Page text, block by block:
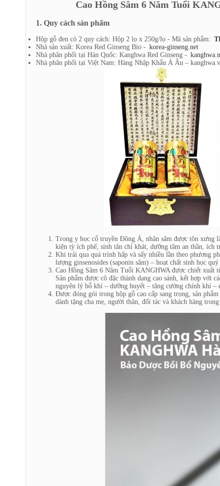
Cao Hồng Sâm 6 Năm Tuổi
1. Quy cách sản phẩm
Hộp gỗ đen có 2 quy cách: Hộp 2 lọ x 250g/lọ - Mã sản phẩm:
Nhà sản xuất: Korea Red Ginseng Bio - korea-ginseng.net
Nhà phân phối tại Hàn Quốc: Kanghwa Red Ginseng -
Nhà phân phối tại Việt Nam: Hàng Nhập Khẩu Á Âu –
Trong y học cổ truyền Đông Á, nhân sâm được tôn xưng
kiện tỳ ích phế, sinh tân chỉ khát, dưỡng tâm an thần, ích
Khi trải qua quá trình hấp và sấy nhiều lần theo phương
lượng ginsenosides (saponin sâm) – hoạt chất sinh học
Cao Hồng Sâm 6 Năm Tuổi KANGHWA được chiết xuất
Sản phẩm được cô đặc thành dạng cao sánh, kết hợp với
nguyên lý bổ khí – dưỡng huyết – tăng cường chính khí –
Được đóng gói trong hộp gỗ cao cấp sang trọng, sản
dành tặng cha mẹ, người thân, đối tác và khách hàng